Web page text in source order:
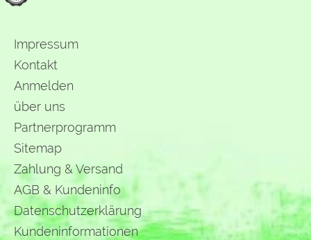
Impressum
Kontakt
Anmelden
über uns
Partnerprogramm
Sitemap
Zahlung & Versand
AGB & Kundeninfo
Datenschutzerklärung
Kundeninformationen